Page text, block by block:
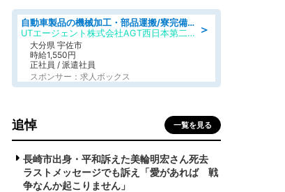
＞
自動車製品の機械加工・部品運搬/寮完備/日払い/工場・製造
UTエージェント株式会社AGT西日本第二CU
大分県 宇佐市
時給1,550円
正社員 / 派遣社員
スポンサー：求人ボックス
追悼 一覧を見る
長崎市出身・平和訴えた美輪明宏さん死去
ラストメッセージでも訴え「愛があれば 戦
争なんか起こりません」